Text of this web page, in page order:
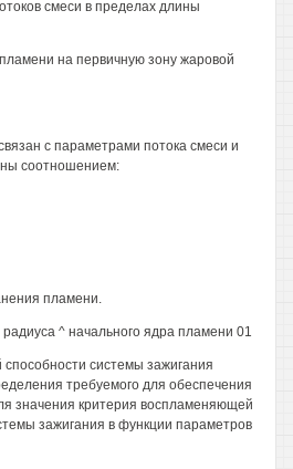
смеси в пределах длины
на первичную зону жаровой
с параметрами потока смеси и
соотношением:
пламени.
^ начального ядра пламени 01
системы зажигания
требуемого для обеспечения
значения критерия воспламеняющей
зажигания в функции параметров